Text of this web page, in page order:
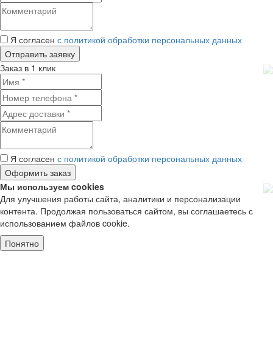
Я согласен с политикой обработки персональных данных
Заказ в 1 клик
Я согласен с политикой обработки персональных данных
Мы используем cookies
Для улучшения работы сайта, аналитики и персонализации
контента. Продолжая пользоваться сайтом, вы соглашаетесь с
использованием файлов cookie.
Понятно